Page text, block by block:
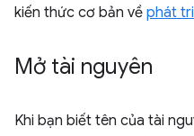
kiến thức cơ bản về phát
Mở tài nguyên
Khi bạn biết tên của tài